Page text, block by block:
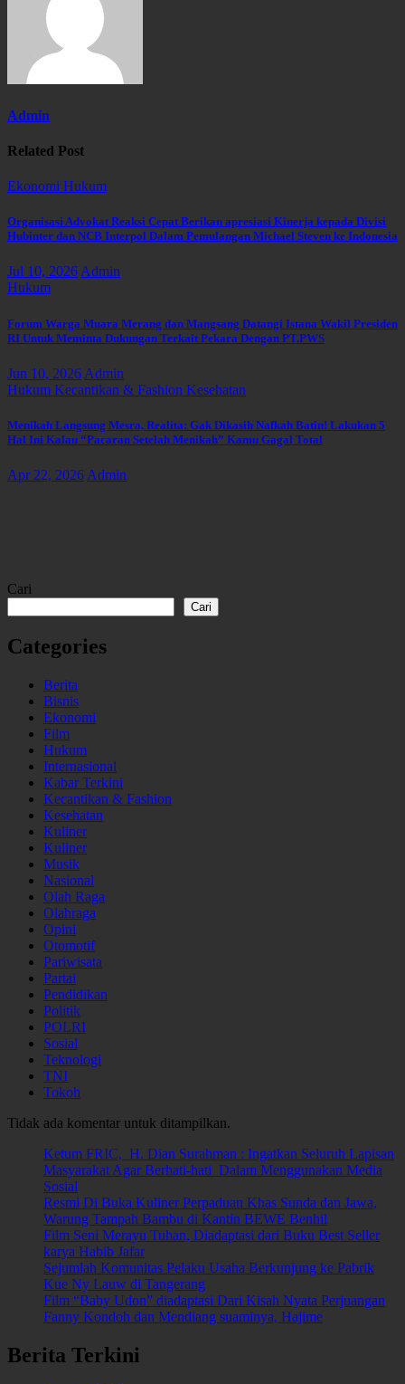
Admin
Related Post
Ekonomi Hukum
Organisasi Advokat Reaksi Cepat Berikan apresiasi Kinerja kepada Divisi
Hubinter dan NCB Interpol Dalam Pemulangan Michael Steven ke Indonesia
Jul 10, 2026Admin
Hukum
Forum Warga Muara Merang dan Mangsang Datangi Istana Wakil Presiden
RI Untuk Meminta Dukungan Terkait Pekara Dengan PT.PWS
Jun 10, 2026 Admin
Hukum Kecantikan & Fashion Kesehatan
Menikah Langsung Mesra, Realita: Gak Dikasih Nafkah Batin! Lakukan 5
Hal Ini Kalau “Pacaran Setelah Menikah” Kamu Gagal Total
Apr 22, 2026 Admin
Cari
Cari
Categories
Berita
Bisnis
Ekonomi
Film
Hukum
Internasional
Kabar Terkini
Kecantikan & Fashion
Kesehatan
Kuliner
Kuliner
Musik
Nasional
Olah Raga
Olahraga
Opini
Otomotif
Pariwisata
Partai
Pendidikan
Politik
POLRI
Sosial
Teknologi
TNI
Tokoh
Tidak ada komentar untuk ditampilkan.
Ketum FRIC, H. Dian Surahman : Ingatkan Seluruh Lapisan
Masyarakat Agar Berhati-hati Dalam Menggunakan Media
Sosial
Resmi Di Buka Kuliner Perpaduan Khas Sunda dan Jawa,
Warung Tampah Bambu di Kantin BEWE Benhil
Film Seni Merayu Tuhan, Diadaptasi dari Buku Best Seller
karya Habib Jafar
Sejumlah Komunitas Pelaku Usaha Berkunjung ke Pabrik
Kue Ny Lauw di Tangerang
Film “Baby Udon” diadaptasi Dari Kisah Nyata Perjuangan
Fanny Kondoh dan Mendiang suaminya, Hajime
Berita Terkini